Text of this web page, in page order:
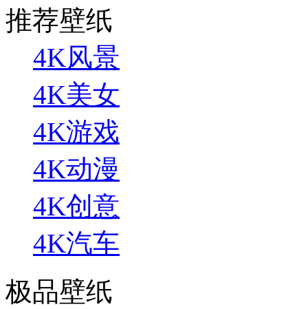
推荐壁纸
4K风景
4K美女
4K游戏
4K动漫
4K创意
4K汽车
极品壁纸